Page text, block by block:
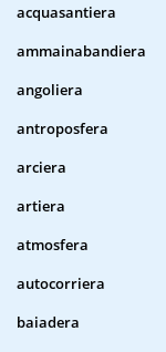
acquasantiera
ammainabandiera
angoliera
antroposfera
arciera
artiera
atmosfera
autocorriera
baiadera